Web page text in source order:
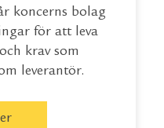
koncerns bolag
för att leva
krav som
leverantör.